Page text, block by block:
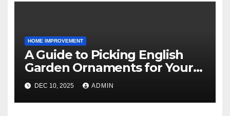
HOME IMPROVEMENT
A Guide to Picking English
Garden Ornaments for Your
American Home
DEC 10, 2025 ADMIN